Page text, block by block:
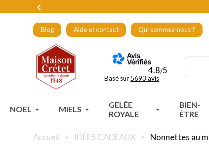

Blog Aide et contact Qui sommes-nous ?
4.8/5
Basé sur 5693 avis
NOËL MIELS
GELÉE
ROYALE
BIEN-
ÊTRE
Accueil IDÉES CADEAUX Nonnettes au